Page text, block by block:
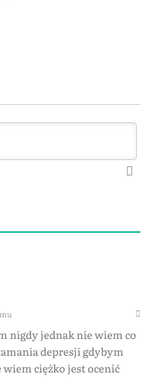
nigdy jednak nie wiem co
depresji gdybym
ciężko jest ocenić